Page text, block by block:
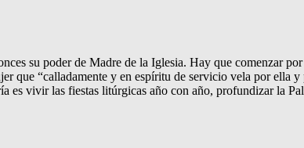
su poder de Madre de la Iglesia. Hay que comenzar
“calladamente y en espíritu de servicio vela por ella y
vivir las fiestas litúrgicas año con año, profundizar la